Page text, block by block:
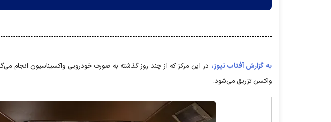
به گزارش آفتاب نیوز،
واکسن تزریق می‌شود.